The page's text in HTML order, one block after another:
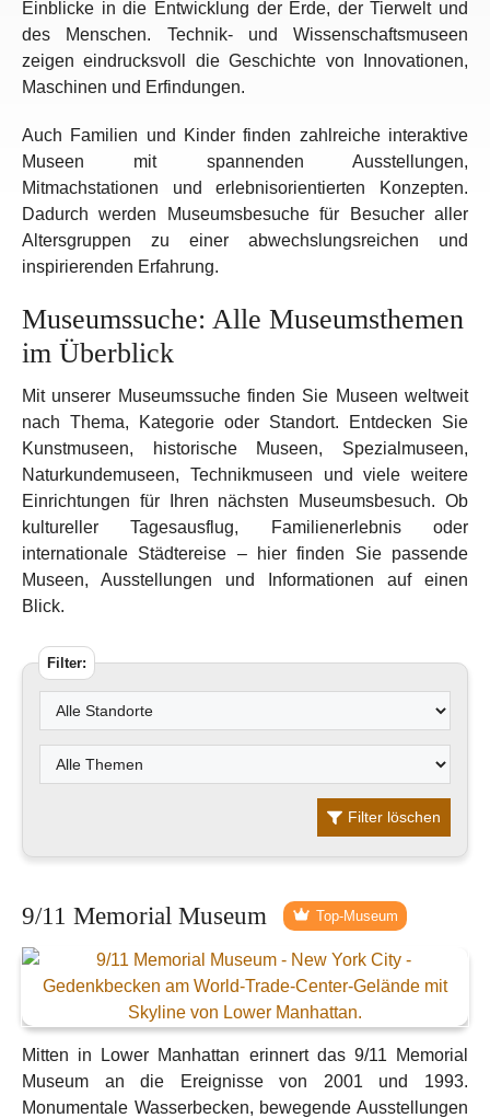
Einblicke in die Entwicklung der Erde, der Tierwelt und
des Menschen. Technik- und Wissenschaftsmuseen
zeigen eindrucksvoll die Geschichte von Innovationen,
Maschinen und Erfindungen.
Auch Familien und Kinder finden zahlreiche interaktive
Museen mit spannenden Ausstellungen,
Mitmachstationen und erlebnisorientierten Konzepten.
Dadurch werden Museumsbesuche für Besucher aller
Altersgruppen zu einer abwechslungsreichen und
inspirierenden Erfahrung.
Museumssuche: Alle Museumsthemen
im Überblick
Mit unserer Museumssuche finden Sie Museen weltweit
nach Thema, Kategorie oder Standort. Entdecken Sie
Kunstmuseen, historische Museen, Spezialmuseen,
Naturkundemuseen, Technikmuseen und viele weitere
Einrichtungen für Ihren nächsten Museumsbesuch. Ob
kultureller Tagesausflug, Familienerlebnis oder
internationale Städtereise – hier finden Sie passende
Museen, Ausstellungen und Informationen auf einen
Blick.
Filter:
Filter löschen
9/11 Memorial Museum Top-Museum
Mitten in Lower Manhattan erinnert das 9/11 Memorial
Museum an die Ereignisse von 2001 und 1993.
Monumentale Wasserbecken, bewegende Ausstellungen